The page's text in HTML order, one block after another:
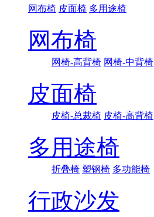
网布椅 皮面椅 多用途椅
网布椅
网椅-高背椅 网椅-中背椅
皮面椅
皮椅-总裁椅 皮椅-高背椅
多用途椅
折叠椅 塑钢椅 多功能椅
行政沙发